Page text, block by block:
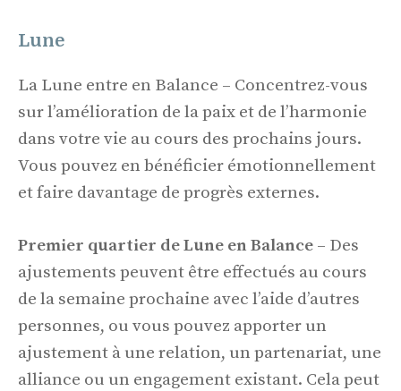
Lune
La Lune entre en Balance – Concentrez-vous
sur l’amélioration de la paix et de l’harmonie
dans votre vie au cours des prochains jours.
Vous pouvez en bénéficier émotionnellement
et faire davantage de progrès externes.
Premier quartier de Lune en Balance – Des
ajustements peuvent être effectués au cours
de la semaine prochaine avec l’aide d’autres
personnes, ou vous pouvez apporter un
ajustement à une relation, un partenariat, une
alliance ou un engagement existant. Cela peut